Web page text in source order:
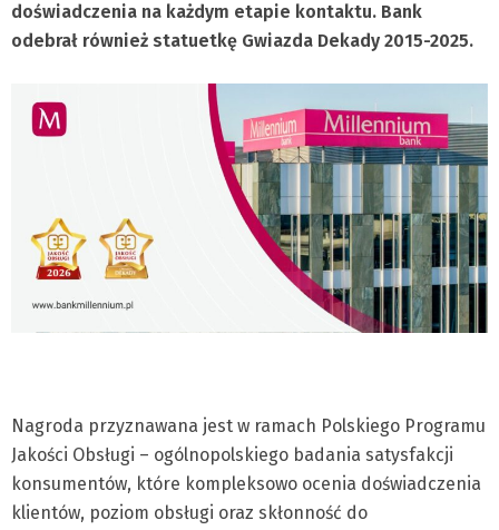
doświadczenia na każdym etapie kontaktu. Bank
odebrał również statuetkę Gwiazda Dekady 2015-2025.
Nagroda przyznawana jest w ramach Polskiego Programu
Jakości Obsługi – ogólnopolskiego badania satysfakcji
konsumentów, które kompleksowo ocenia doświadczenia
klientów, poziom obsługi oraz skłonność do